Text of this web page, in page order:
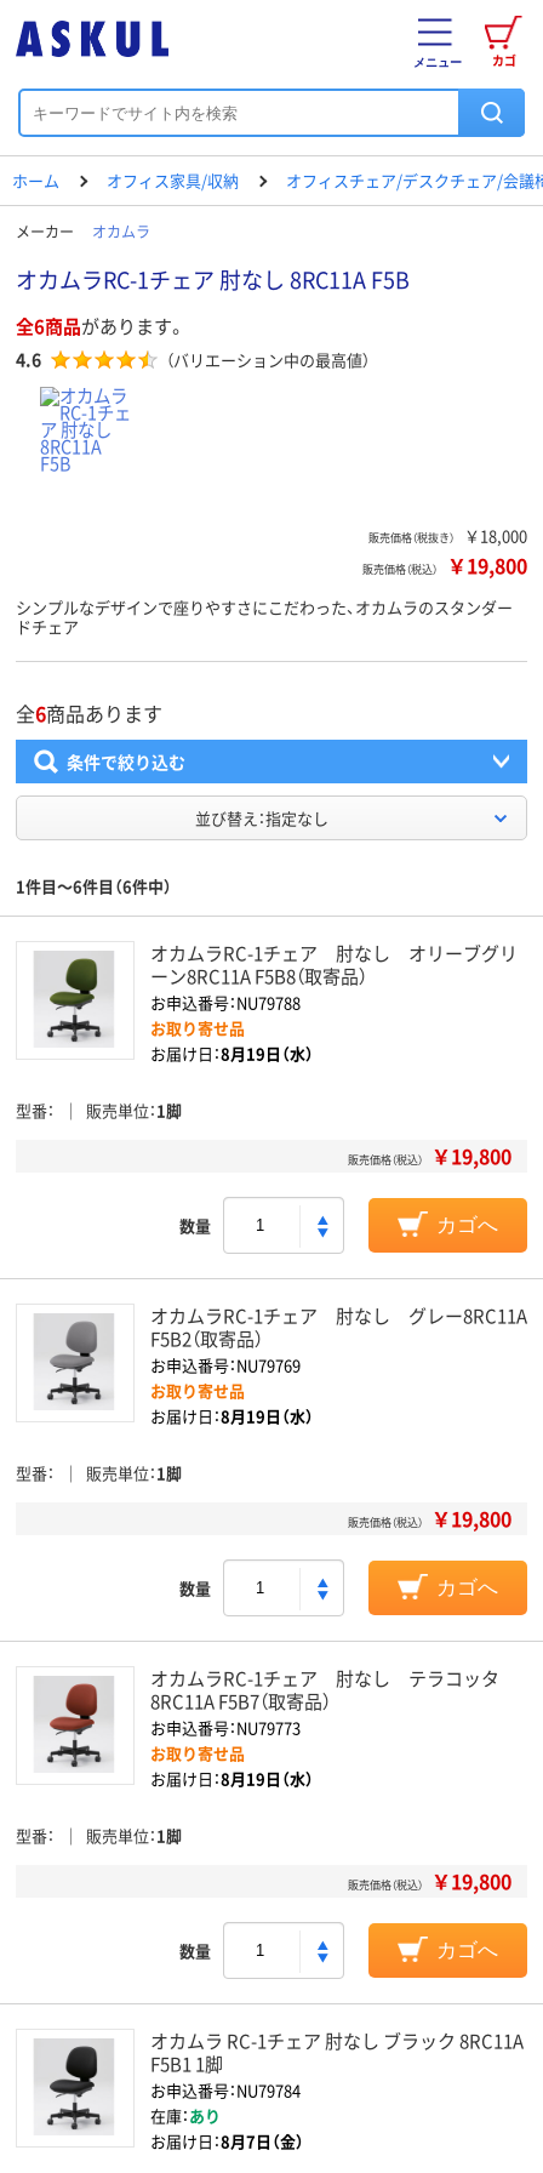
カゴ
メニュー
ホーム オフィス家具/収納 オフィスチェア/デスクチェア/会議
メーカー オカムラ
オカムラRC-1チェア 肘なし 8RC11A F5B
全6商品があります。
4.6 （バリエーション中の最高値）
販売価格（税抜き） ￥18,000
販売価格（税込） ￥19,800
シンプルなデザインで座りやすさにこだわった、オカムラのスタンダー
ドチェア
全6商品あります
条件で絞り込む
並び替え：指定なし
1件目～6件目（6件中）
オカムラRC-1チェア 肘なし オリーブグリ
ーン8RC11A F5B8（取寄品）
お申込番号：NU79788
お取り寄せ品
お届け日：8月19日（水）
型番 販売単位 1脚
販売価格（税込） ￥19,800
数量 カゴへ
オカムラRC-1チェア 肘なし グレー8RC11A
F5B2（取寄品）
お申込番号：NU79769
お取り寄せ品
お届け日：8月19日（水）
型番 販売単位 1脚
販売価格（税込） ￥19,800
数量 カゴへ
オカムラRC-1チェア 肘なし テラコッタ
8RC11A F5B7（取寄品）
お申込番号：NU79773
お取り寄せ品
お届け日：8月19日（水）
型番 販売単位 1脚
販売価格（税込） ￥19,800
数量 カゴへ
オカムラ RC-1チェア 肘なし ブラック 8RC11A
F5B1 1脚
お申込番号：NU79784
在庫：あり
お届け日：8月7日（金）